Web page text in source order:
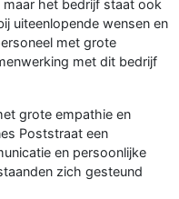
het bedrijf staat ook
uiteenlopende wensen en
met grote
met dit bedrijf
grote empathie en
Poststraat een
en persoonlijke
zich gesteund